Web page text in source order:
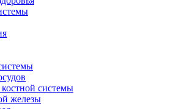
системы
железы